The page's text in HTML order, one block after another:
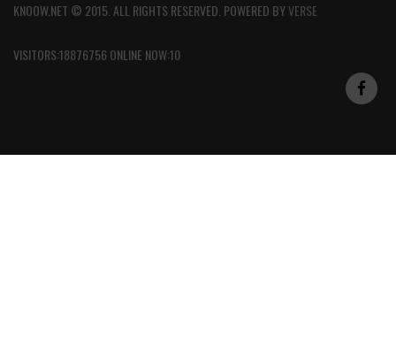
KNOOW.NET © 2015. ALL RIGHTS RESERVED. POWERED BYVERSE
VISITORS:18876756 ONLINE NOW:10